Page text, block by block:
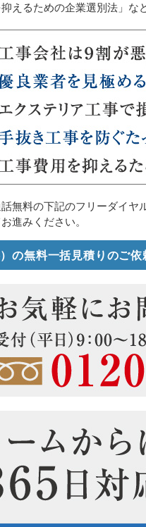
えるための企業選別法」な
無料の下記のフリーダイヤ
進みください。
の無料一括見積りのご依